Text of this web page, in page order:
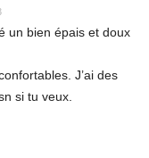
un bien épais et doux
J’ai des
si tu veux.